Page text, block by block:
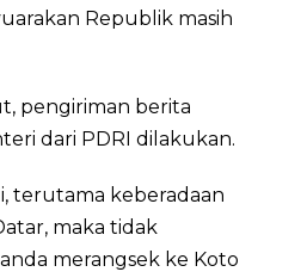
Republik masih
pengiriman berita
dari PDRI dilakukan.
terutama keberadaan
maka tidak
merangsek ke Koto